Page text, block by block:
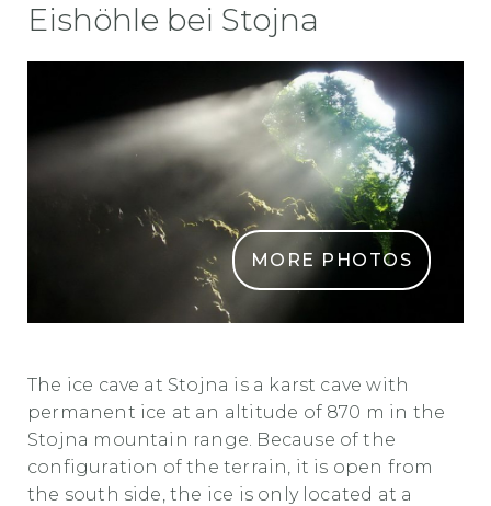
Eishöhle bei Stojna
MORE PHOTOS
The ice cave at Stojna is a karst cave with
permanent ice at an altitude of 870 m in the
Stojna mountain range. Because of the
configuration of the terrain, it is open from
the south side, the ice is only located at a